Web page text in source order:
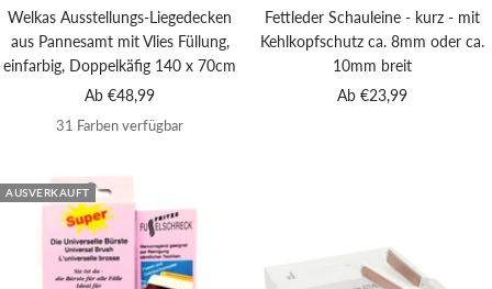
Welkas Ausstellungs-Liegedecken
aus Pannesamt mit Vlies Füllung,
einfarbig, Doppelkäfig 140 x 70cm
Angebotspreis
Ab €48,99
31 Farben verfügbar
Fettleder Schauleine - kurz - mit
Kehlkopfschutz ca. 8mm oder ca.
10mm breit
Angebotspreis
Ab €23,99
AUSVERKAUFT